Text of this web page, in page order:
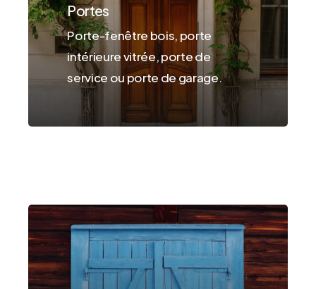
Portes
Porte-fenêtre bois, porte
intérieure vitrée, porte de
service ou porte de garage.